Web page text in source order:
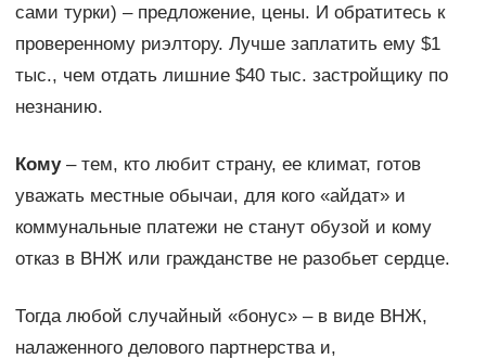
сами турки) – предложение, цены. И обратитесь к
проверенному риэлтору. Лучше заплатить ему $1
тыс., чем отдать лишние $40 тыс. застройщику по
незнанию.
Кому– тем, кто любит страну, ее климат, готов
уважать местные обычаи, для кого «айдат» и
коммунальные платежи не станут обузой и кому
отказ в ВНЖ или гражданстве не разобьет сердце.
Тогда любой случайный «бонус» – в виде ВНЖ,
налаженного делового партнерства и,